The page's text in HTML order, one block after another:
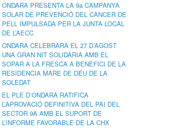
ONDARA PRESENTA LA 9a CAMPANYA
SOLAR DE PREVENCIÓ DEL CÀNCER DE
PELL IMPULSADA PER LA JUNTA LOCAL
DE L’AECC
ONDARA CELEBRARÀ EL 27 D’AGOST
UNA GRAN NIT SOLIDÀRIA AMB EL
SOPAR A LA FRESCA A BENEFICI DE LA
RESIDÈNCIA MARE DE DÉU DE LA
SOLEDAT
EL PLE D’ONDARA RATIFICA
L’APROVACIÓ DEFINITIVA DEL PAI DEL
SECTOR 9A AMB EL SUPORT DE
L’INFORME FAVORABLE DE LA CHX